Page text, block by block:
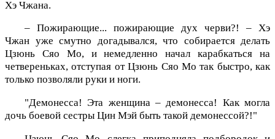
Хэ Чжана.
– Пожирающие... пожирающие дух черви?! – Хэ
Чжан уже смутно догадывался, что собирается делать
Цзюнь Сяо Мо, и немедленно начал карабкаться на
четвереньках, отступая от Цзюнь Сяо Мо так быстро, как
только позволяли руки и ноги.
"Демонесса! Эта женщина – демонесса! Как могла
дочь боевой сестры Цин Мэй быть такой демонессой?!"